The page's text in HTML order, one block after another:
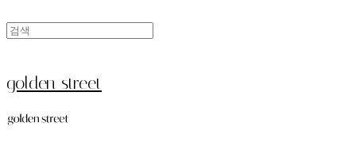
golden street